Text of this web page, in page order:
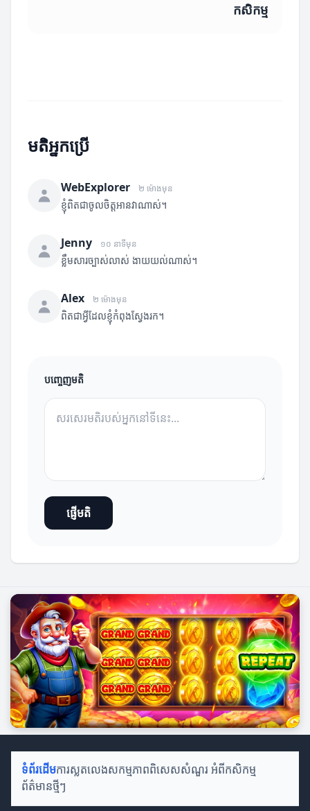
កសិកម្ម
មតិអ្នកប្រើ
WebExplorer ២ ម៉ោងមុន
ខ្ញុំពិតជាចូលចិត្តអានវាណាស់។
Jenny ១០ នាទីមុន
ខ្លឹមសារច្បាស់លាស់ ងាយយល់ណាស់។
Alex ២ ម៉ោងមុន
ពិតជាអ្វីដែលខ្ញុំកំពុងស្វែងរក។
បញ្ចេញមតិ
ផ្ញើមតិ
ទំព័រដើមការស្លតលេងសកម្មភាពពិសេសសំណួរ អំពីកសិកម្ម
ព័ត៌មានថ្មីៗ